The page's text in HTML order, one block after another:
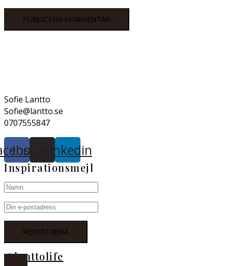
Sofie Lantto
Sofie@lantto.se
0707555847
InstagramLinkedin
Inspirationsmejl
@lanttolife